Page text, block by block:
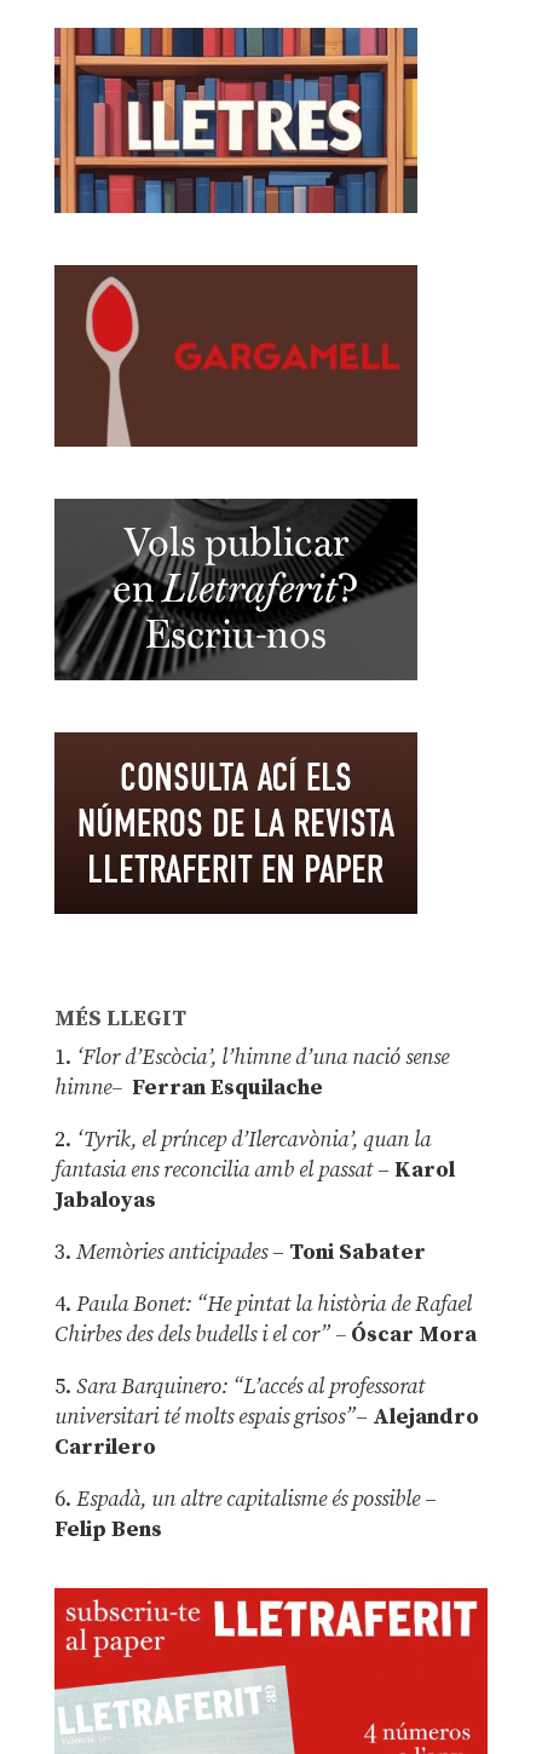
MÉS LLEGIT
1. ‘Flor d’Escòcia’, l’himne d’una nació sense
himne– Ferran Esquilache
2. ‘Tyrik, el príncep d’Ilercavònia’, quan la
fantasia ens reconcilia amb el passat– Karol
Jabaloyas
3. Memòries anticipades– Toni Sabater
4. Paula Bonet: “He pintat la història de Rafael
Chirbes des dels budells i el cor” –Óscar Mora
5. Sara Barquinero: “L’accés al professorat
universitari té molts espais grisos”– Alejandro
Carrilero
6. Espadà, un altre capitalisme és possible –
Felip Bens